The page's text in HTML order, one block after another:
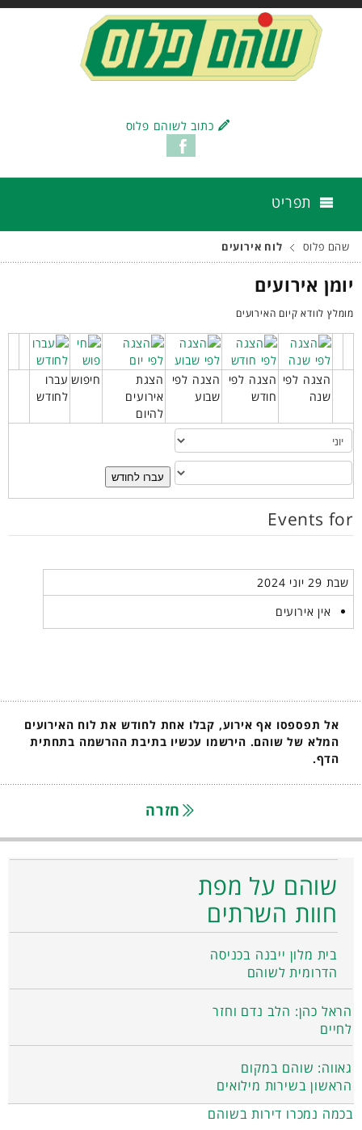
כתוב לשוהם פלוס
תפריט
שהם פלוס לוח אירועים
יומן אירועים
מומלץ לוודא קיום האירועים
הצגה לפי
שנה
הצגה לפי
חודש
הצגה לפי
שבוע
הצגת
אירועים
להיום
חיפוש עברו
לחודש
עברו לחודש
Events for
שבת 29 יוני 2024
אין אירועים
אל תפספסו אף אירוע, קבלו אחת לחודש את לוח האירועים
המלא של שוהם. הירשמו עכשיו בתיבת ההרשמה בתחתית
הדף.
חזרה
שוהם על מפת
חוות השרתים
בית מלון ייבנה בכניסה
הדרומית לשוהם
הראל כהן: הלב נדם וחזר
לחיים
גאווה: שוהם במקום
הראשון בשירות מילואים
בכמה נמכרו דירות בשוהם